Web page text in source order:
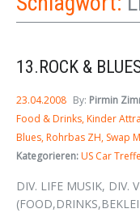
13.ROCK &
23.04.2008 By: Pirmin
Food & Drinks Kinder
Blues Rohrbas ZH Swap
Kategorieren:US Car
DIV. LIFE MUSIK, DIV.